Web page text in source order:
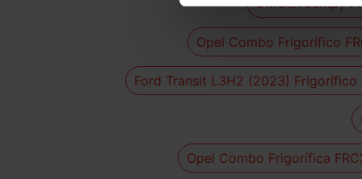
Citroen Jumpy
Opel Combo Frigorífico
Ford Transit L3H2 (2023) Frigorífico
Opel Combo Frigorífica